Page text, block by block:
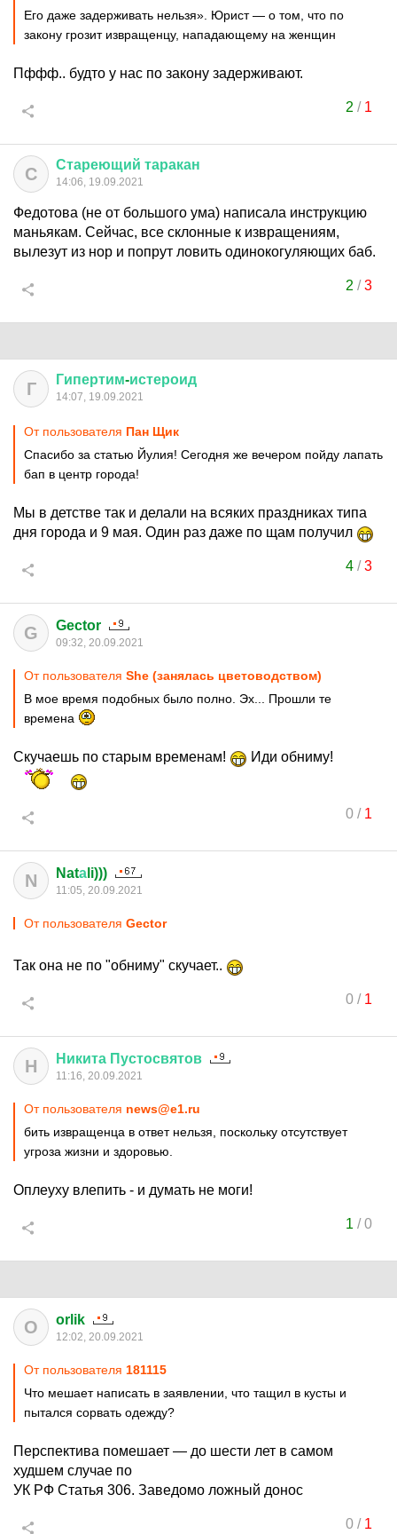
Его даже задерживать нельзя». Юрист — о том, что по
закону грозит извращенцу, нападающему на женщин
Пффф.. будто у нас по закону задерживают.
2 / 1
С Стареющий таракан
14:06, 19.09.2021
Федотова (не от большого ума) написала инструкцию
маньякам. Сейчас, все склонные к извращениям,
вылезут из нор и попрут ловить одинокогуляющих баб.
2 /3
Г Гипертим-истероид
14:07, 19.09.2021
От пользователя Пан Щик
Спасибо за статью Йулия! Сегодня же вечером пойду лапать
бап в центр города!
Мы в детстве так и делали на всяких праздниках типа
дня города и 9 мая. Один раз даже по щам получил
4/3
G Gector
09:32, 20.09.2021
От пользователя She (занялась цветоводством)
В мое время подобных было полно. Эх... Прошли те
времена
Скучаешь по старым временам! Иди обниму!
0/ 1
N Natа li)))
11:05, 20.09.2021
От пользователя Gector
Так она не по "обниму" скучает..
0/ 1
Н Никита Пустосвятов
11:16, 20.09.2021
От пользователя news@e1.ru
бить извращенца в ответ нельзя, поскольку отсутствует
угроза жизни и здоровью.
Оплеуху влепить - и думать не моги!
1 /0
O orlik
12:02, 20.09.2021
От пользователя 181115
Что мешает написать в заявлении, что тащил в кусты и
пытался сорвать одежду?
Перспектива помешает — до шести лет в самом
худшем случае по
УК РФ Статья 306. Заведомо ложный донос
0/ 1